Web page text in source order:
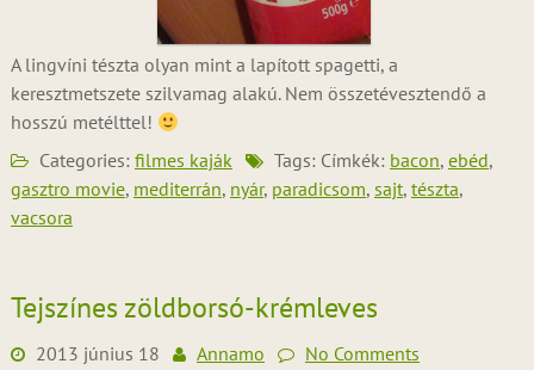
A lingvíni tészta olyan mint a lapított spagetti, a
keresztmetszete szilvamag alakú. Nem összetévesztendő a
hosszú metélttel!
Categories: filmes kaják Tags: Címkék: bacon, ebéd,
gasztro movie, mediterrán, nyár, paradicsom, sajt, tészta,
vacsora
Tejszínes zöldborsó-krémleves
2013 június 18 Annamo No Comments